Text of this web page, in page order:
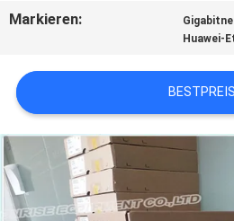
RECHTSSACHEN
SITEMAP
Markieren:
Huawei-
BESTPREIS